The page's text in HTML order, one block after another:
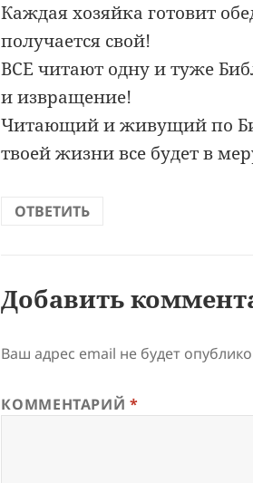
Каждая хозяйка готовит
получается свой!
ВСЕ читают одну и туже
и извращение!
Читающий и живущий по
твоей жизни все будет в
ОТВЕТИТЬ
Добавить
Ваш адрес email не будет
КОММЕНТАРИЙ*